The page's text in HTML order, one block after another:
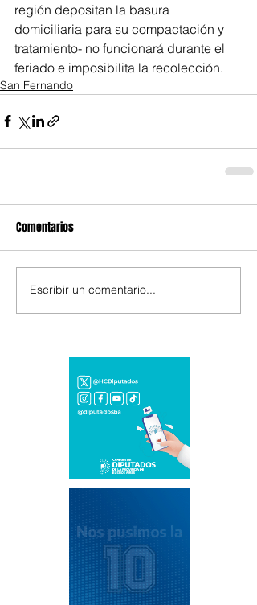
región depositan la basura
domiciliaria para su compactación y
tratamiento- no funcionará durante el
feriado e imposibilita la recolección.
San Fernando
Comentarios
Escribir un comentario...